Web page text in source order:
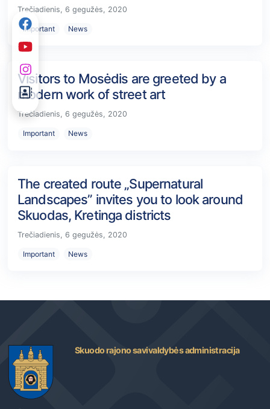
Trečiadienis, 6 gegužės, 2020
Important News
Visitors to Mosėdis are greeted by a
modern work of street art
Trečiadienis, 6 gegužės, 2020
Important News
The created route „Supernatural
Landscapes” invites you to look around
Skuodas, Kretinga districts
Trečiadienis, 6 gegužės, 2020
Important News
Skuodo rajono savivaldybės administracija